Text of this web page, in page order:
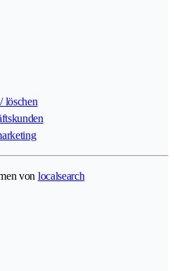
löschen
von localsearch